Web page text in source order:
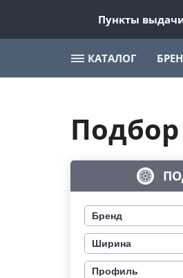
Пункты
КАТАЛОГ
Бренд
Ширина
Профиль